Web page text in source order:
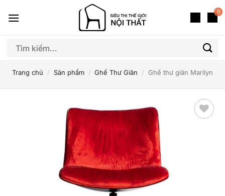
qua
dung
0
Tìm
Trang chủ / Sản phẩm / Ghế Thư Giãn / Ghế thư giãn Marilyn